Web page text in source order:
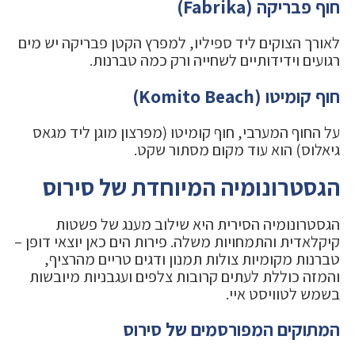
חוף פבריקה (Fabrika)
לאורך הצוקים ליד ספיליו, למפרץ הקטן פבריקה יש מים
רגועים וידידותיים לשחייה ורק כמה טברנות.
חוף קומיטו (Komito Beach)
על החוף המערבי, חוף קומיטו (מפרצון מוגן ליד מגאס
גיאלוס) הוא עוד מקום מסתור שקט.
הגסטרונומיה המיוחדת של סירוס
הגסטרונומיה הסירית היא שילוב מענג של פשטות
קיקלאדית והתמחויות משלה. פירות הים כאן יוצאי דופן –
טברנות מקומיות צולות תמנון ודגים טריים מהרציף,
והמזה כוללת לעתים קרובות צלפים ועגבניות מיובשות
בשמש לטוויסט איי.
המתוקים המפורסמים של סירוס